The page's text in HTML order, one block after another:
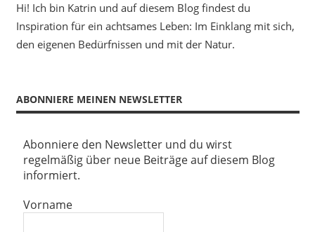
Hi! Ich bin Katrin und auf diesem Blog findest du
Inspiration für ein achtsames Leben: Im Einklang mit sich,
den eigenen Bedürfnissen und mit der Natur.
ABONNIERE MEINEN NEWSLETTER
Abonniere den Newsletter und du wirst
regelmäßig über neue Beiträge auf diesem Blog
informiert.
Vorname